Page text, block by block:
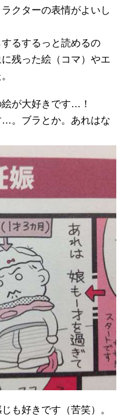
クターの表情がよいし
るするっと読めるの
残った絵（コマ）やエ
が大好きです…！
…。ブラとか。あれはな
も好きです（苦笑）。